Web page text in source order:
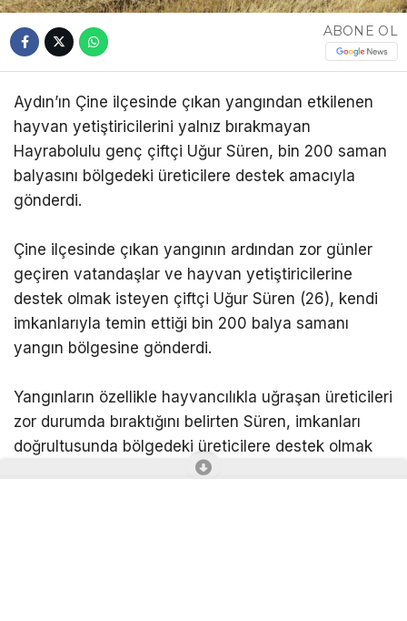
ABONE OL
Aydın’ın Çine ilçesinde çıkan yangından etkilenen
hayvan yetiştiricilerini yalnız bırakmayan
Hayrabolulu genç çiftçi Uğur Süren, bin 200 saman
balyasını bölgedeki üreticilere destek amacıyla
gönderdi.
Çine ilçesinde çıkan yangının ardından zor günler
geçiren vatandaşlar ve hayvan yetiştiricilerine
destek olmak isteyen çiftçi Uğur Süren (26), kendi
imkanlarıyla temin ettiği bin 200 balya samanı
yangın bölgesine gönderdi.
Yangınların özellikle hayvancılıkla uğraşan üreticileri
zor durumda bıraktığını belirten Süren, imkanları
doğrultusunda bölgedeki üreticilere destek olmak